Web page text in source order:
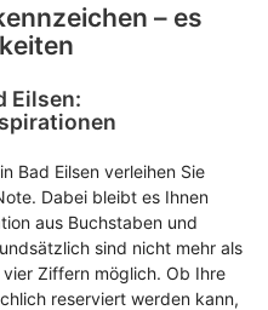
– es
Eilsen:
Bad Eilsen verleihen Sie
Dabei bleibt es Ihnen
aus Buchstaben und
sind nicht mehr als
Ziffern möglich. Ob Ihre
reserviert werden kann,